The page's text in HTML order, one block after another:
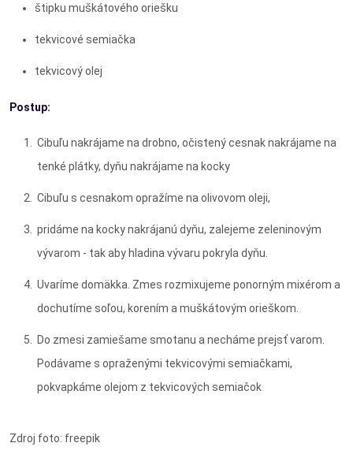
štipku muškátového oriešku
tekvicové semiačka
tekvicový olej
Postup:
Cibuľu nakrájame na drobno, očistený cesnak nakrájame na
tenké plátky, dyňu nakrájame na kocky
Cibuľu s cesnakom opražíme na olivovom oleji,
pridáme na kocky nakrájanú dyňu, zalejeme zeleninovým
vývarom - tak aby hladina vývaru pokryla dyňu.
Uvaríme domäkka. Zmes rozmixujeme ponorným mixérom a
dochutíme soľou, korením a muškátovým orieškom.
Do zmesi zamiešame smotanu a necháme prejsť varom.
Podávame s opraženými tekvicovými semiačkami,
pokvapkáme olejom z tekvicových semiačok
Zdroj foto: freepik